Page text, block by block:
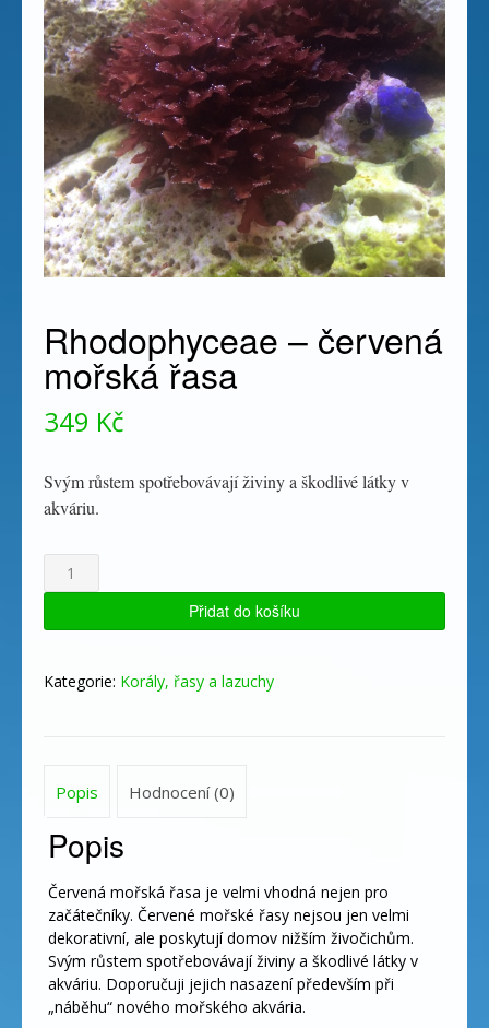
Rhodophyceae – červená
mořská řasa
349 Kč
Svým růstem spotřebovávají živiny a škodlivé látky v
akváriu.
Rhodophyceae
-
mořská
množství
Přidat do košíku
Kategorie: Korály, řasy a lazuchy
Popis Hodnocení (0)
Popis
Červená mořská řasa je velmi vhodná nejen pro
začátečníky. Červené mořské řasy nejsou jen velmi
dekorativní, ale poskytují domov nižším živočichům.
Svým růstem spotřebovávají živiny a škodlivé látky v
akváriu. Doporučuji jejich nasazení především při
„náběhu“ nového mořského akvária.